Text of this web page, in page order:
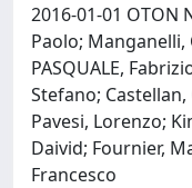
2016-01-01 OTON
Paolo; Manganelli,
PASQUALE,
Stefano;
Pavesi, Lorenzo;
Daivid; Fournier,
Francesco